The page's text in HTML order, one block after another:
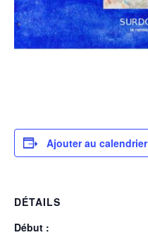
Ajouter au calendrier
DÉTAILS
Début :